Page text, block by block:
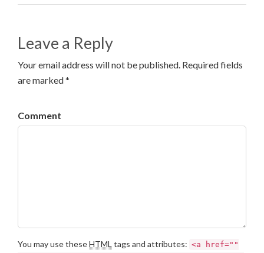
Leave a Reply
Your email address will not be published. Required fields
are marked *
Comment
You may use theseHTML tags and attributes: <a href=""